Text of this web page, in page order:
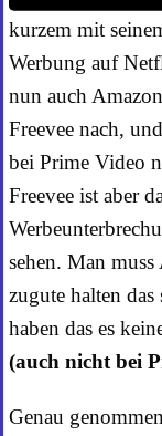
kurzem mit
Werbung auf
nun auch
Freevee nach,
bei Prime Video
Freevee ist aber
sehen. Man muss
zugute halten das
haben das es
(auch nicht bei
Genau genommen